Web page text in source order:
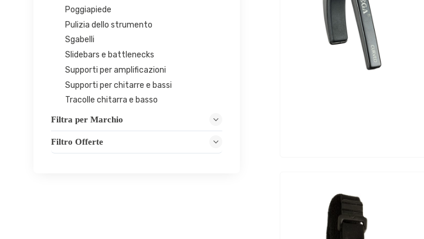
Poggiapiede
Pulizia dello strumento
Sgabelli
Slidebars e battlenecks
Supporti per amplificazioni
Supporti per chitarre e bassi
Tracolle chitarra e basso
Filtra per Marchio
Filtro Offerte